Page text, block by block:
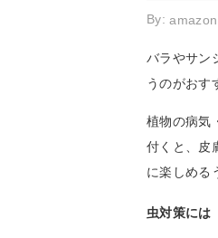
By:
バラやサン
うのがおす
植物の病気
付くと、皮
に楽しめる
虫対策には